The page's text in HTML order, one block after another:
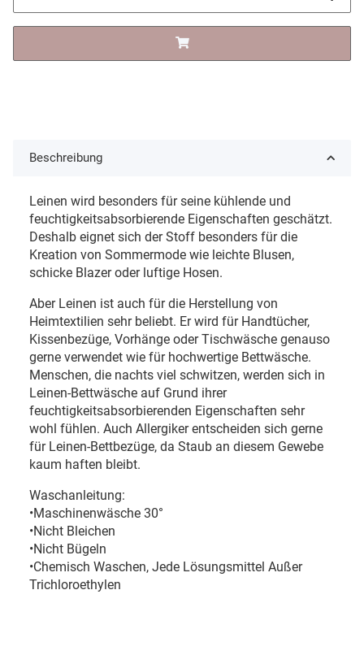
Beschreibung
Leinen wird besonders für seine kühlende und
feuchtigkeitsabsorbierende Eigenschaften geschätzt.
Deshalb eignet sich der Stoff besonders für die
Kreation von Sommermode wie leichte Blusen,
schicke Blazer oder luftige Hosen.
Aber Leinen ist auch für die Herstellung von
Heimtextilien sehr beliebt. Er wird für Handtücher,
Kissenbezüge, Vorhänge oder Tischwäsche genauso
gerne verwendet wie für hochwertige Bettwäsche.
Menschen, die nachts viel schwitzen, werden sich in
Leinen-Bettwäsche auf Grund ihrer
feuchtigkeitsabsorbierenden Eigenschaften sehr
wohl fühlen. Auch Allergiker entscheiden sich gerne
für Leinen-Bettbezüge, da Staub an diesem Gewebe
kaum haften bleibt.
Waschanleitung:
•Maschinenwäsche 30°
•Nicht Bleichen
•Nicht Bügeln
•Chemisch Waschen, Jede Lösungsmittel Außer
Trichloroethylen